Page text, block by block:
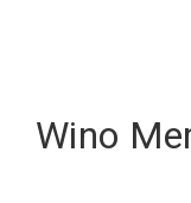
Wino